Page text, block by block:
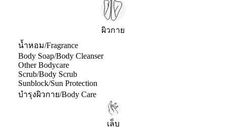
ผิวกาย
น้ำหอม/Fragrance
Body Soap/Body Cleanser
Other Bodycare
Scrub/Body Scrub
Sunblock/Sun Protection
บำรุงผิวกาย/Body Care
เล็บ